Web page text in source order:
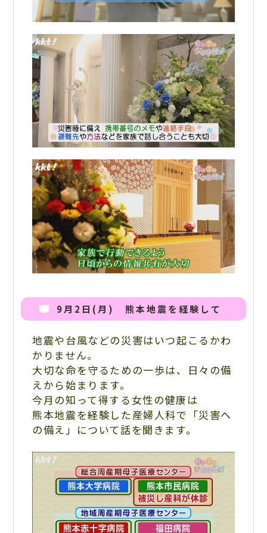
9月2日(月) 熊本地震を経験して
地震や台風などの災害はいつ起こるかわ
かりません。
大切な命を守るための一歩は、日々の備
えから始まります。
今月の知って得する女性の健康は
熊本地震を経験した産婦人科で「災害へ
の備え」について話を聞きます。